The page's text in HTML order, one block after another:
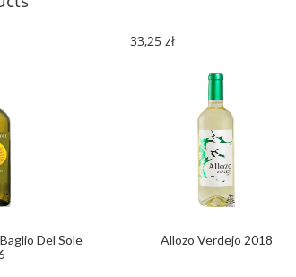
Del Sole
Allozo Verdejo 2018
33,25 zł